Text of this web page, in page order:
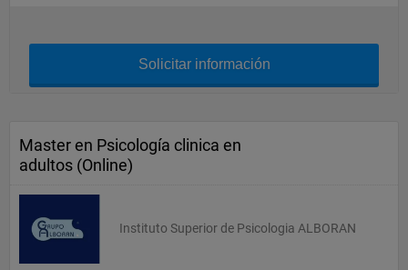
Solicitar información
Master en Psicología clinica en
adultos (Online)
Instituto Superior de Psicologia ALBORAN